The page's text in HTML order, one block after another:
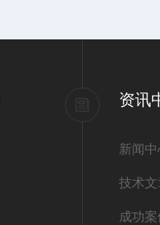
资讯
新闻中
技术文
成功案